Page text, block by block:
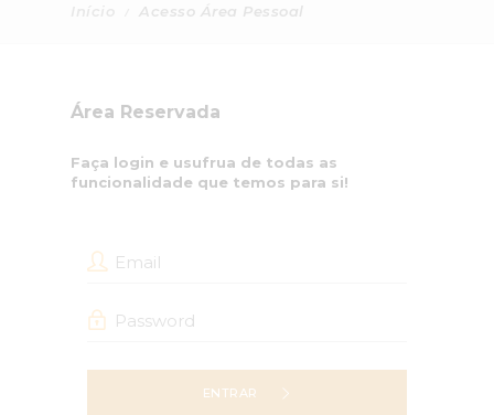
Acesso Área Pessoal
Área Reservada
Faça login e usufrua de todas as
funcionalidade que temos para si!
ENTRAR